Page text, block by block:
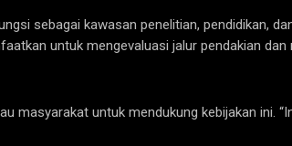
sebagai kawasan penelitian, pendidikan,
untuk mengevaluasi jalur pendakian
masyarakat untuk mendukung kebijakan ini.